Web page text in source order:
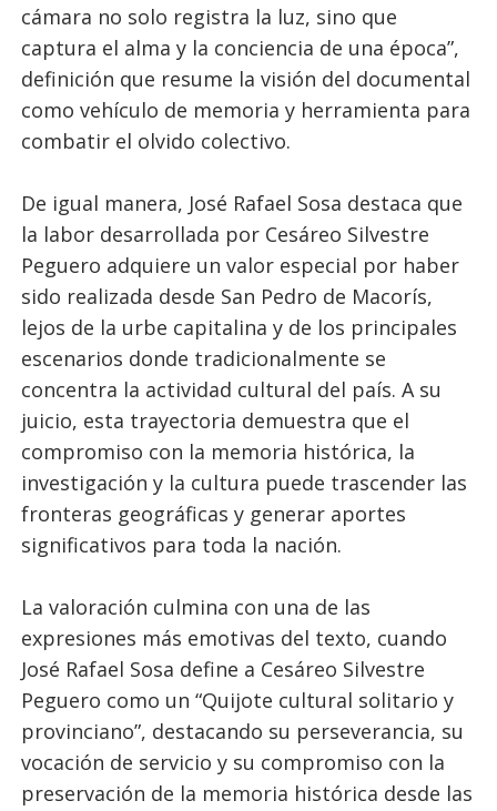
cámara no solo registra la luz, sino que
captura el alma y la conciencia de una época”,
definición que resume la visión del documental
como vehículo de memoria y herramienta para
combatir el olvido colectivo.
De igual manera, José Rafael Sosa destaca que
la labor desarrollada por Cesáreo Silvestre
Peguero adquiere un valor especial por haber
sido realizada desde San Pedro de Macorís,
lejos de la urbe capitalina y de los principales
escenarios donde tradicionalmente se
concentra la actividad cultural del país. A su
juicio, esta trayectoria demuestra que el
compromiso con la memoria histórica, la
investigación y la cultura puede trascender las
fronteras geográficas y generar aportes
significativos para toda la nación.
La valoración culmina con una de las
expresiones más emotivas del texto, cuando
José Rafael Sosa define a Cesáreo Silvestre
Peguero como un “Quijote cultural solitario y
provinciano”, destacando su perseverancia, su
vocación de servicio y su compromiso con la
preservación de la memoria histórica desde las